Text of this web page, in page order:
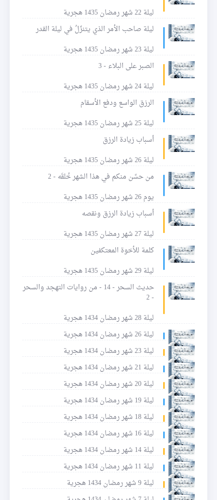
ليلة 22 شهر رمضان 1435 هجرية
ليلة صاحب الأمر الذي يتنزّلُ في ليلة القدر
ليلة 23 شهر رمضان 1435 هجرية
الصبر على البلاء - 3
ليلة 24 شهر رمضان 1435 هجرية
الرزق الواسع ودفع الأسقام
ليلة 25 شهر رمضان 1435 هجرية
أسباب زيادة الرزق
ليلة 26 شهر رمضان 1435 هجرية
من حسًن منكم في هذا الشهر خُلقَه - 2
يوم 26 شهر رمضان 1435 هجرية
أسباب زيادة الرزق ونقصه
ليلة 27 شهر رمضان 1435 هجرية
كلمة للأخوة المعتكفين
ليلة 29 شهر رمضان 1435 هجرية
حديث السحر - 14 - من روايات التهجد والسحر
- 2
ليلة 28 شهر رمضان 1434 هجرية
ليلة 26 شهر رمضان 1434 هجرية
ليلة 23 شهر رمضان 1434 هجرية
ليلة 21 شهر رمضان 1434 هجرية
ليلة 20 شهر رمضان 1434 هجرية
ليلة 19 شهر رمضان 1434 هجرية
ليلة 18 شهر رمضان 1434 هجرية
ليلة 16 شهر رمضان 1434 هجرية
ليلة 14 شهر رمضان 1434 هجرية
ليلة 11 شهر رمضان 1434 هجرية
ليلة 9 شهر رمضان 1434 هجرية